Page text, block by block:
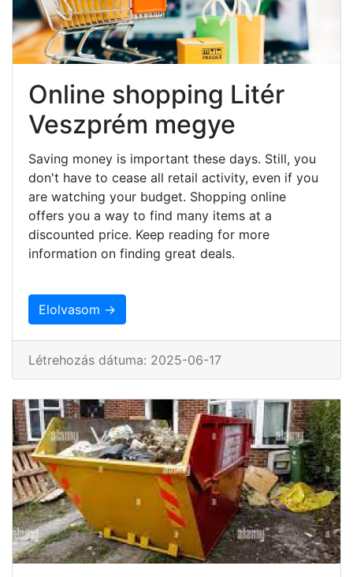
Online shopping Litér
Veszprém megye
Saving money is important these days. Still, you
don't have to cease all retail activity, even if you
are watching your budget. Shopping online
offers you a way to find many items at a
discounted price. Keep reading for more
information on finding great deals.
Elolvasom →
Létrehozás dátuma: 2025-06-17